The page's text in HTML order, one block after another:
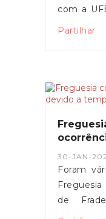
com a
11 de
crítico,
julho a
17h00/
Almoço
10€/
Partilhar
30-JAN-
Foram
de